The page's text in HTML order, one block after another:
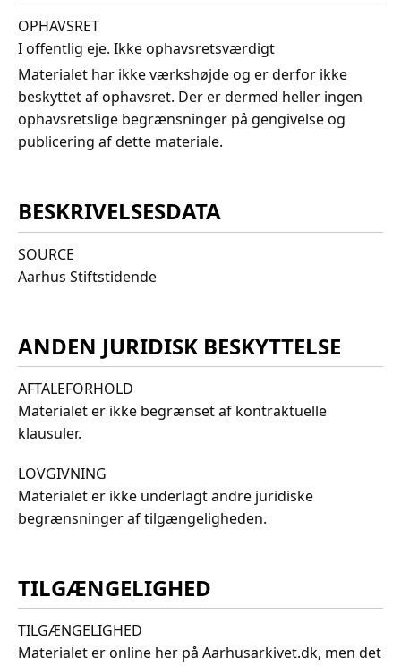
OPHAVSRET
I offentlig eje. Ikke ophavsretsværdigt
Materialet har ikke værkshøjde og er derfor ikke
beskyttet af ophavsret. Der er dermed heller ingen
ophavsretslige begrænsninger på gengivelse og
publicering af dette materiale.
BESKRIVELSESDATA
SOURCE
Aarhus Stiftstidende
ANDEN JURIDISK BESKYTTELSE
AFTALEFORHOLD
Materialet er ikke begrænset af kontraktuelle
klausuler.
LOVGIVNING
Materialet er ikke underlagt andre juridiske
begrænsninger af tilgængeligheden.
TILGÆNGELIGHED
TILGÆNGELIGHED
Materialet er online her på Aarhusarkivet.dk, men det